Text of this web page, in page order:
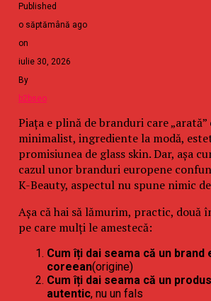
Published
o săptămână ago
on
iulie 30, 2026
By
b2bseo
Piața e plină de branduri care
minimalist, ingrediente la modă,
promisiunea de glass skin. Dar, așa
cazul unor branduri europene
K-Beauty, aspectul nu spune nimic
Așa că hai să lămurim, practic,
pe care mulți le amestecă:
Cum îți dai seama că un
coreean(origine)
Cum îți dai seama că un
autentic, nu un fals